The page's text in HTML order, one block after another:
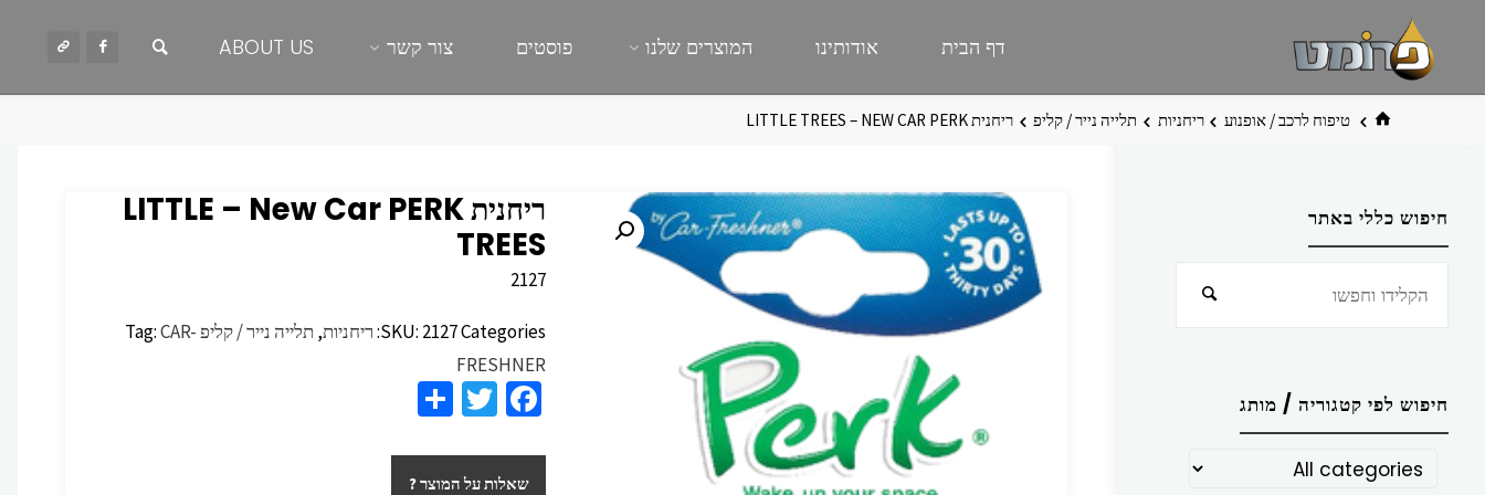
דף הבית אודותינו המוצרים שלנו פוסטים צור קשר ABOUT US
בית טיפוח לרכב / אופנוע ריחניות תלייה נייר / קליפ ריחנית PERK‏ NEW CAR – ‏LITTLE TREES
ריחנית PERK‏ New Car – ‏LITTLE
TREES
2127
SKU: 2127Categories: ריחניות, תלייה נייר / קליפ Tag:CAR-
FRESHNER
Fa
b
T
tt
arשאלות על המוצר ?
חיפוש כללי באתר
חיפוש
חיפוש לפי קטגוריה / מותג